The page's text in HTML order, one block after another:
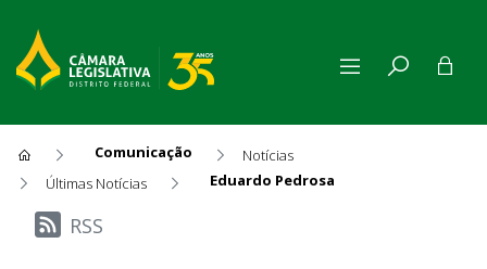
Comunicação
Notícias
Últimas Notícias
Eduardo Pedrosa
Últimas Notícias
RSS